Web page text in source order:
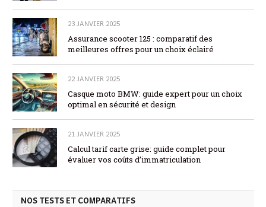
23 JANVIER 2025
Assurance scooter 125 : comparatif des
meilleures offres pour un choix éclairé
22 JANVIER 2025
Casque moto BMW: guide expert pour un choix
optimal en sécurité et design
21 JANVIER 2025
Calcul tarif carte grise: guide complet pour
évaluer vos coûts d’immatriculation
NOS TESTS ET COMPARATIFS